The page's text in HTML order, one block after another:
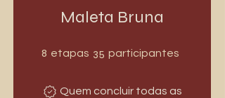
Maleta Bruna
8 etapas 8 etapas
35 participantes
Quem concluir todas as